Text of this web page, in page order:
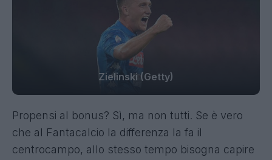
Zielinski (Getty)
Propensi al bonus? Sì, ma non tutti. Se è vero
che al Fantacalcio la differenza la fa il
centrocampo, allo stesso tempo bisogna capire